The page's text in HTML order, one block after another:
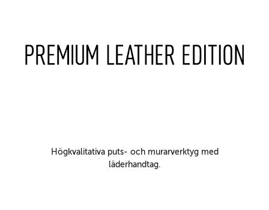
Högkvalitativa puts- och murarverktyg med
läderhandtag.